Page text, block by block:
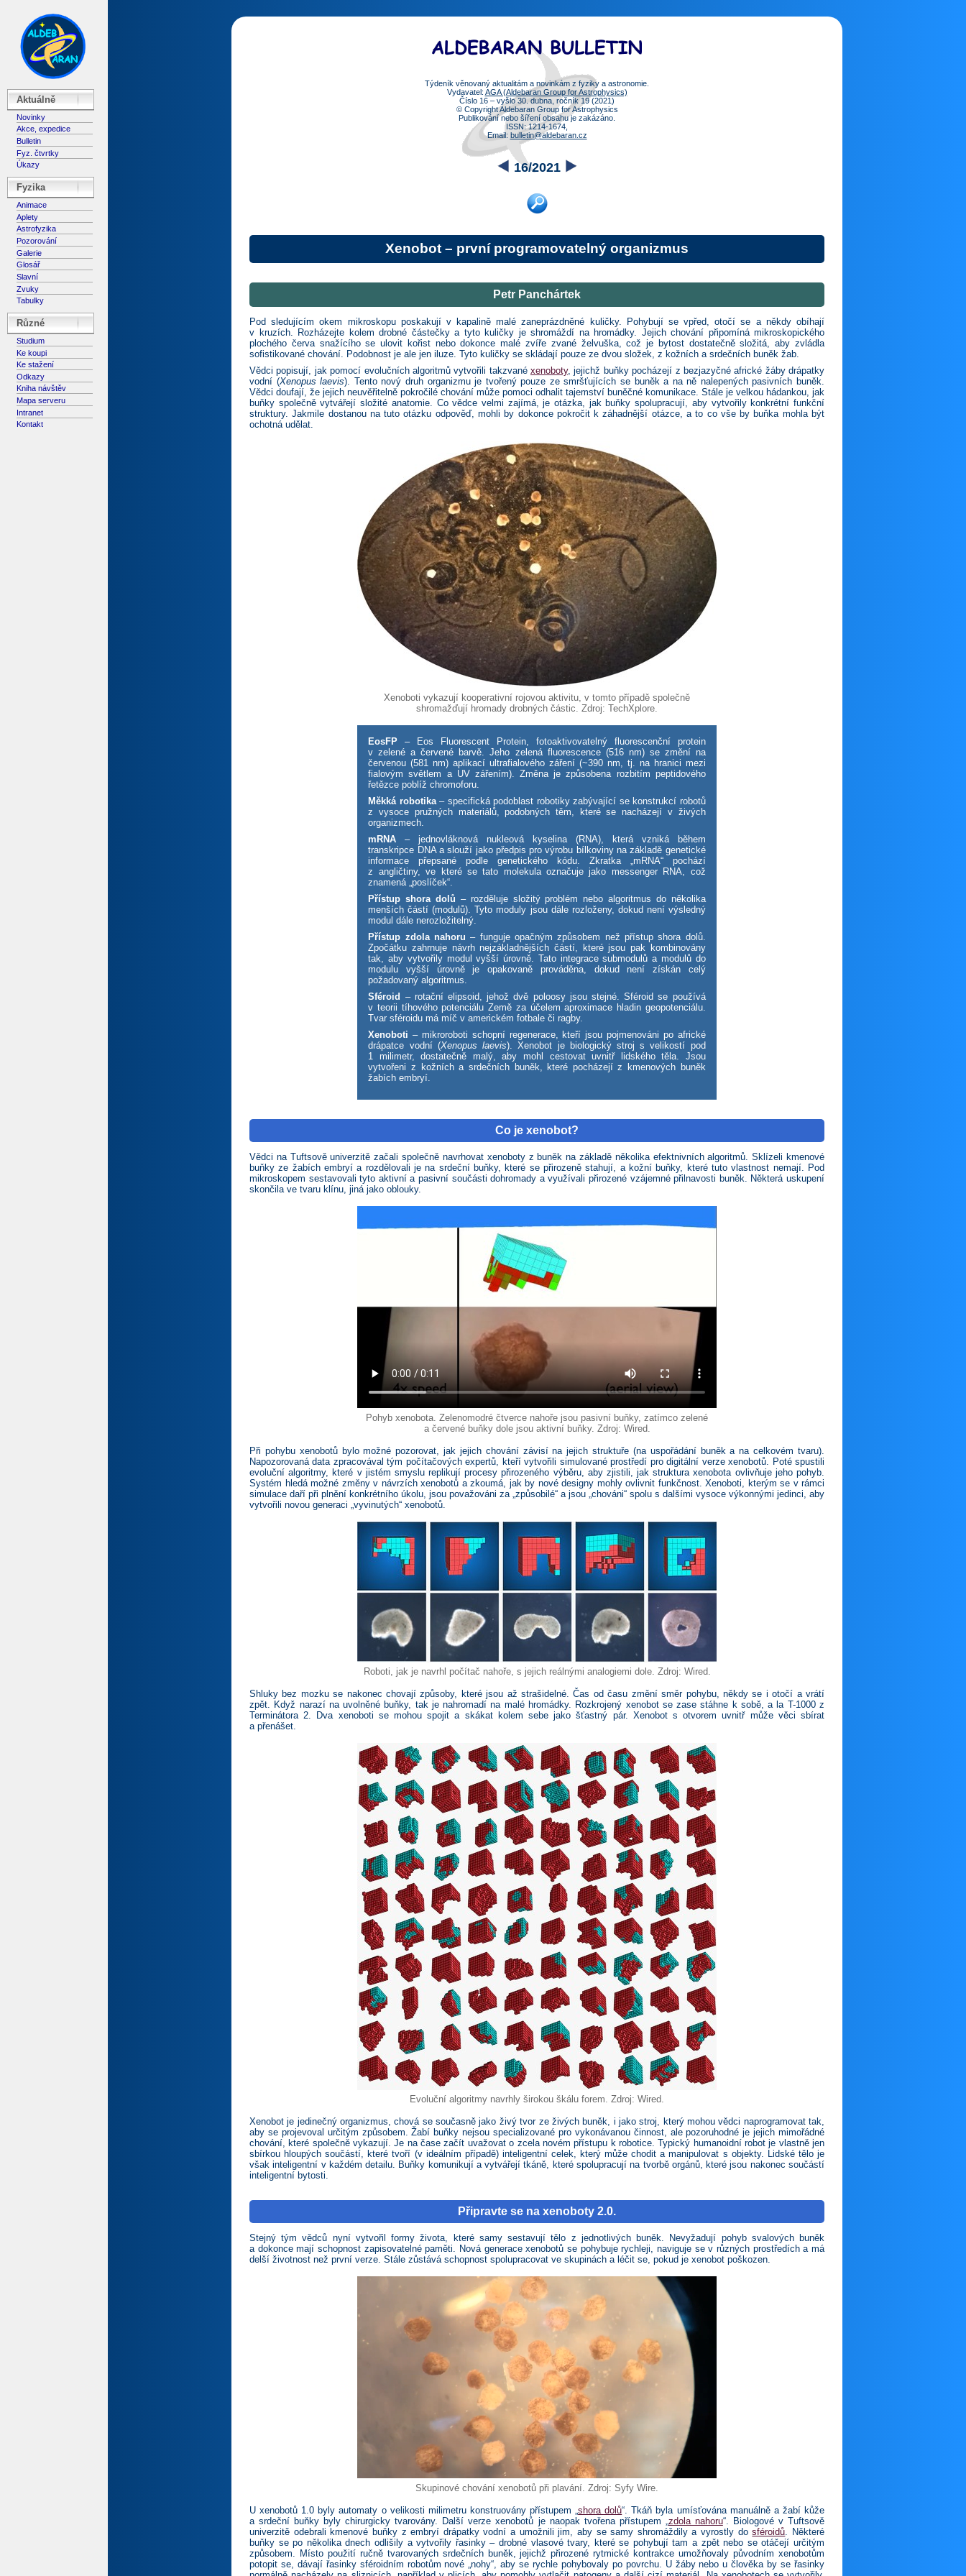
Aktuálně
Novinky
Akce, expedice
Bulletin
Fyz. čtvrtky
Úkazy
Fyzika
Animace
Aplety
Astrofyzika
Pozorování
Galerie
Glosář
Slavní
Zvuky
Tabulky
Různé
Studium
Ke koupi
Ke stažení
Odkazy
Kniha návštěv
Mapa serveru
Intranet
Kontakt
Týdeník věnovaný aktualitám a novinkám z fyziky a astronomie.
Vydavatel: AGA (Aldebaran Group for Astrophysics)
Číslo 16 – vyšlo 30. dubna, ročník 19 (2021)
© Copyright Aldebaran Group for Astrophysics
Publikování nebo šíření obsahu je zakázáno.
ISSN: 1214-1674,
Email: bulletin@aldebaran.cz
16/2021
Xenobot – první programovatelný organizmus
Petr Panchártek
Pod sledujícím okem mikroskopu poskakují v kapalině malé zaneprázdněné kuličky. Pohybují se vpřed, otočí se a někdy obíhají
v kruzích. Rozházejte kolem drobné částečky a tyto kuličky je shromáždí na hromádky. Jejich chování připomíná mikroskopického
plochého červa snažícího se ulovit kořist nebo dokonce malé zvíře zvané želvuška, což je bytost dostatečně složitá, aby zvládla
sofistikované chování. Podobnost je ale jen iluze. Tyto kuličky se skládají pouze ze dvou složek, z kožních a srdečních buněk žab.
Vědci popisují, jak pomocí evolučních algoritmů vytvořili takzvané xenoboty, jejichž buňky pocházejí z bezjazyčné africké žáby drápatky
vodní (Xenopus laevis). Tento nový druh organizmu je tvořený pouze ze smršťujících se buněk a na ně nalepených pasivních buněk.
Vědci doufají, že jejich neuvěřitelně pokročilé chování může pomoci odhalit tajemství buněčné komunikace. Stále je velkou hádankou, jak
buňky společně vytvářejí složité anatomie. Co vědce velmi zajímá, je otázka, jak buňky spolupracují, aby vytvořily konkrétní funkční
struktury. Jakmile dostanou na tuto otázku odpověď, mohli by dokonce pokročit k záhadnější otázce, a to co vše by buňka mohla být
ochotná udělat.
Xenoboti vykazují kooperativní rojovou aktivitu, v tomto případě společně
shromažďují hromady drobných částic. Zdroj: TechXplore.
EosFP – Eos Fluorescent Protein, fotoaktivovatelný fluorescenční protein
v zelené a červené barvě. Jeho zelená fluorescence (516 nm) se změní na
červenou (581 nm) aplikací ultrafialového záření (~390 nm, tj. na hranici mezi
fialovým světlem a UV zářením). Změna je způsobena rozbitím peptidového
řetězce poblíž chromoforu.
Měkká robotika– specifická podoblast robotiky zabývající se konstrukcí robotů
z vysoce pružných materiálů, podobných těm, které se nacházejí v živých
organizmech.
mRNA – jednovláknová nukleová kyselina (RNA), která vzniká během
transkripce DNA a slouží jako předpis pro výrobu bílkoviny na základě genetické
informace přepsané podle genetického kódu. Zkratka „mRNA“ pochází
z angličtiny, ve které se tato molekula označuje jako messenger RNA, což
znamená „poslíček“.
Přístup shora dolů – rozděluje složitý problém nebo algoritmus do několika
menších částí (modulů). Tyto moduly jsou dále rozloženy, dokud není výsledný
modul dále nerozložitelný.
Přístup zdola nahoru – funguje opačným způsobem než přístup shora dolů.
Zpočátku zahrnuje návrh nejzákladnějších částí, které jsou pak kombinovány
tak, aby vytvořily modul vyšší úrovně. Tato integrace submodulů a modulů do
modulu vyšší úrovně je opakovaně prováděna, dokud není získán celý
požadovaný algoritmus.
Sféroid – rotační elipsoid, jehož dvě poloosy jsou stejné. Sféroid se používá
v teorii tíhového potenciálu Země za účelem aproximace hladin geopotenciálu.
Tvar sféroidu má míč v americkém fotbale či ragby.
Xenoboti – mikroroboti schopní regenerace, kteří jsou pojmenováni po africké
drápatce vodní (Xenopus laevis). Xenobot je biologický stroj s velikostí pod
1 milimetr, dostatečně malý, aby mohl cestovat uvnitř lidského těla. Jsou
vytvořeni z kožních a srdečních buněk, které pocházejí z kmenových buněk
žabích embryí.
Co je xenobot?
Vědci na Tuftsově univerzitě začali společně navrhovat xenoboty z buněk na základě několika efektnivních algoritmů. Sklízeli kmenové
buňky ze žabích embryí a rozdělovali je na srdeční buňky, které se přirozeně stahují, a kožní buňky, které tuto vlastnost nemají. Pod
mikroskopem sestavovali tyto aktivní a pasivní součásti dohromady a využívali přirozené vzájemné přilnavosti buněk. Některá uskupení
skončila ve tvaru klínu, jiná jako oblouky.
Pohyb xenobota. Zelenomodré čtverce nahoře jsou pasivní buňky, zatímco zelené
a červené buňky dole jsou aktivní buňky. Zdroj: Wired.
Při pohybu xenobotů bylo možné pozorovat, jak jejich chování závisí na jejich struktuře (na uspořádání buněk a na celkovém tvaru).
Napozorovaná data zpracovával tým počítačových expertů, kteří vytvořili simulované prostředí pro digitální verze xenobotů. Poté spustili
evoluční algoritmy, které v jistém smyslu replikují procesy přirozeného výběru, aby zjistili, jak struktura xenobota ovlivňuje jeho pohyb.
Systém hledá možné změny v návrzích xenobotů a zkoumá, jak by nové designy mohly ovlivnit funkčnost. Xenoboti, kterým se v rámci
simulace daří při plnění konkrétního úkolu, jsou považováni za „způsobilé“ a jsou „chováni“ spolu s dalšími vysoce výkonnými jedinci, aby
vytvořili novou generaci „vyvinutých“ xenobotů.
Roboti, jak je navrhl počítač nahoře, s jejich reálnými analogiemi dole. Zdroj: Wired.
Shluky bez mozku se nakonec chovají způsoby, které jsou až strašidelné. Čas od času změní směr pohybu, někdy se i otočí a vrátí
zpět. Když narazí na uvolněné buňky, tak je nahromadí na malé hromádky. Rozkrojený xenobot se zase stáhne k sobě, a la T-1000 z
Terminátora 2. Dva xenoboti se mohou spojit a skákat kolem sebe jako šťastný pár. Xenobot s otvorem uvnitř může věci sbírat
a přenášet.
Evoluční algoritmy navrhly širokou škálu forem. Zdroj: Wired.
Xenobot je jedinečný organizmus, chová se současně jako živý tvor ze živých buněk, i jako stroj, který mohou vědci naprogramovat tak,
aby se projevoval určitým způsobem. Žabí buňky nejsou specializované pro vykonávanou činnost, ale pozoruhodné je jejich mimořádné
chování, které společně vykazují. Je na čase začít uvažovat o zcela novém přístupu k robotice. Typický humanoidní robot je vlastně jen
sbírkou hloupých součástí, které tvoří (v ideálním případě) inteligentní celek, který může chodit a manipulovat s objekty. Lidské tělo je
však inteligentní v každém detailu. Buňky komunikují a vytvářejí tkáně, které spolupracují na tvorbě orgánů, které jsou nakonec součástí
inteligentní bytosti.
Připravte se na xenoboty 2.0.
Stejný tým vědců nyní vytvořil formy života, které samy sestavují tělo z jednotlivých buněk. Nevyžadují pohyb svalových buněk
a dokonce mají schopnost zapisovatelné paměti. Nová generace xenobotů se pohybuje rychleji, naviguje se v různých prostředích a má
delší životnost než první verze. Stále zůstává schopnost spolupracovat ve skupinách a léčit se, pokud je xenobot poškozen.
Skupinové chování xenobotů při plavání. Zdroj: Syfy Wire.
U xenobotů 1.0 byly automaty o velikosti milimetru konstruovány přístupem „shora dolů“. Tkáň byla umísťována manuálně a žabí kůže
a srdeční buňky byly chirurgicky tvarovány. Další verze xenobotů je naopak tvořena přístupem „ zdola nahoru“. Biologové v Tuftsově
univerzitě odebrali kmenové buňky z embryí drápatky vodní a umožnili jim, aby se samy shromáždily a vyrostly dosféroidů . Některé
buňky se po několika dnech odlišily a vytvořily řasinky – drobné vlasové tvary, které se pohybují tam a zpět nebo se otáčejí určitým
způsobem. Místo použití ručně tvarovaných srdečních buněk, jejichž přirozené rytmické kontrakce umožňovaly původním xenobotům
potopit se, dávají řasinky sféroidním robotům nové „nohy“, aby se rychle pohybovaly po povrchu. U žáby nebo u člověka by se řasinky